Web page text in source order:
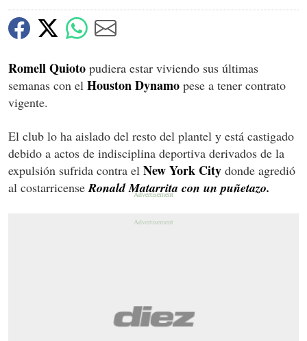
Romell Quioto pudiera estar viviendo sus últimas
semanas con el Houston Dynamo pese a tener contrato
vigente.
El club lo ha aislado del resto del plantel y está castigado
debido a actos de indisciplina deportiva derivados de la
expulsión sufrida contra el New York City donde agredió
al costarricenseRonald Matarrita con un puñetazo.